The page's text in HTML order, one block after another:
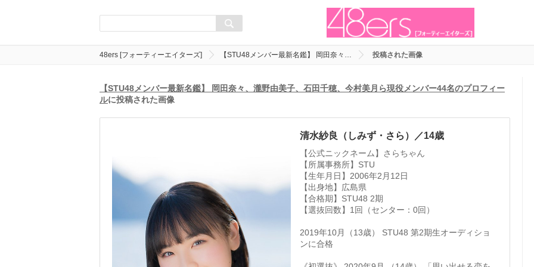
48ers [フォーティーエイターズ] 【STU48メンバー最新名鑑】 岡田奈々… 投稿された画像
【STU48メンバー最新名鑑】 岡田奈々、瀧野由美子、石田千穂、今村美月ら現役メンバー44名のプロフィー
ルに投稿された画像
清水紗良（しみず・さら）／14歳
【公式ニックネーム】さらちゃん
【所属事務所】STU
【生年月日】2006年2月12日
【出身地】広島県
【合格期】STU48 2期
【選抜回数】1回（センター：0回）
2019年10月（13歳） STU48 第2期生オーディショ
ンに合格